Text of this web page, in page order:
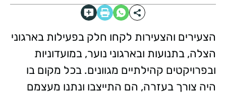
הצעירים והצעירות לקחו חלק בפעילות בארגוני
הצלה, בתנועות ובארגוני נוער, במועדוניות
ובפרויקטים קהילתיים מגוונים. בכל מקום בו
היה צורך בעזרה, הם התייצבו ונתנו מעצמם